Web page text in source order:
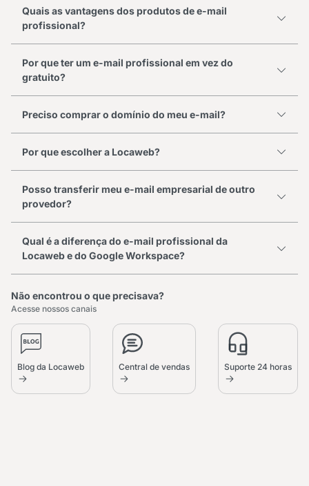
Quais as vantagens dos produtos de e-mail
profissional?
Por que ter um e-mail profissional em vez do
gratuito?
Preciso comprar o domínio do meu e-mail?
Por que escolher a Locaweb?
Posso transferir meu e-mail empresarial de outro
provedor?
Qual é a diferença do e-mail profissional da
Locaweb e do Google Workspace?
Não encontrou o que precisava?
Acesse nossos canais
Blog da Locaweb Central de vendas Suporte 24 horas